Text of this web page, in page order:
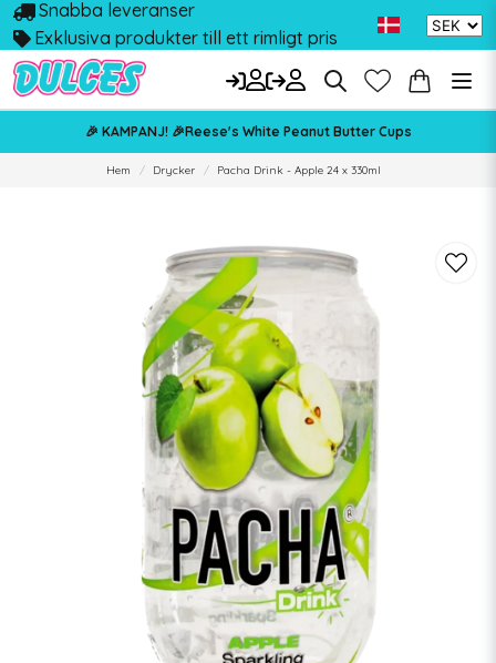
Snabba leveranser
Exklusiva produkter till ett rimligt pris
🎉 KAMPANJ! 🎉Reese's White Peanut Butter Cups
Hem Drycker Pacha Drink - Apple 24 x 330ml